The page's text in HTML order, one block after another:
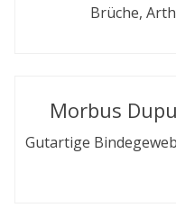
Brüche,
Morbus
Gutartige